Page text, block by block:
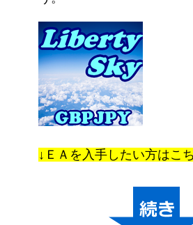
↓ＥＡを入手したい方はこ